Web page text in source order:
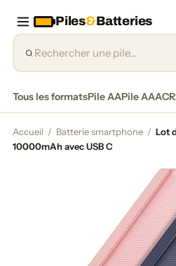
Piles&Batteries
Tous les formatsPile AAPile AAA
Accueil / Batterie smartphone / Lot
10000mAh avec USB C